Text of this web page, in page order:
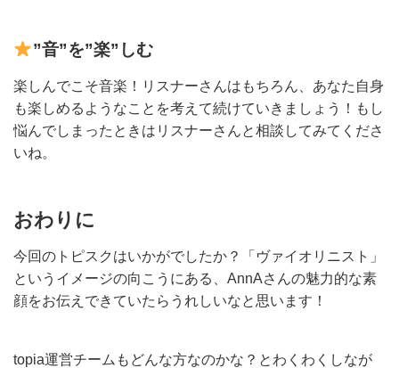
”音”を”楽”しむ
楽しんでこそ音楽！リスナーさんはもちろん、あなた自身
も楽しめるようなことを考えて続けていきましょう！もし
悩んでしまったときはリスナーさんと相談してみてくださ
いね。
おわりに
今回のトピスクはいかがでしたか？「ヴァイオリニスト」
というイメージの向こうにある、AnnAさんの魅力的な素
顔をお伝えできていたらうれしいなと思います！
topia運営チームもどんな方なのかな？とわくわくしなが